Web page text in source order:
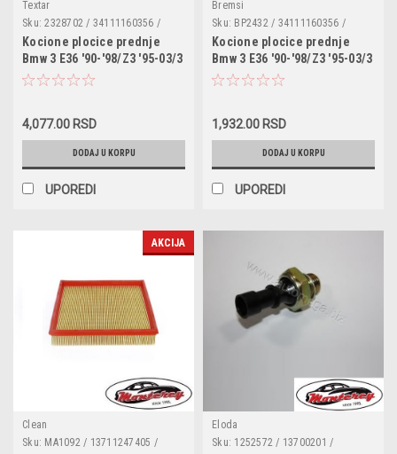
Textar
Sku: 2328702 / 34111160356 /
34111160357 / 34111160532 /
34111161437 / 34111161438 /
34111161445 / 34111161446 /
34111163850 / 34111164498 /
34112157571 / 34112157572 /
Kocione plocice prednje
Bmw 3 E36 '90-'98/Z3 '95-03/3
E46 '98-'05/Z4 '03-/
4,077.00 RSD
DODAJ U KORPU
UPOREDI
Bremsi
Sku: BP2432 / 34111160356 /
34111160357 / 34111160532 /
34111161437 / 34111161438 /
34111161445 / 34111161446 /
34111163850 / 34111164498 /
0986460952 / 120432 /
Kocione plocice prednje
Bmw 3 E36 '90-'98/Z3 '95-03/3
E46 '98-'05/Z4 '03-
1,932.00 RSD
DODAJ U KORPU
UPOREDI
AKCIJA
Clean
Sku: MA1092 / 13711247405 /
Eloda
Sku: 1252572 / 13700201 /